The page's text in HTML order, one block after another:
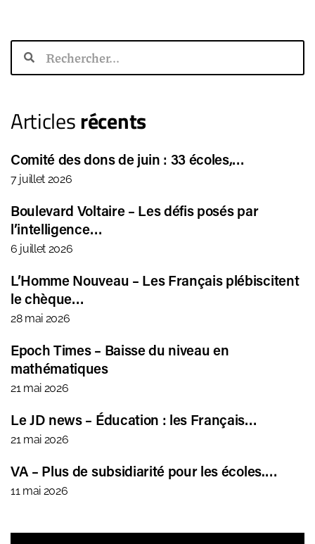
Articlesrécents
Comité des dons de juin : 33 écoles,…
7 juillet 2026
Boulevard Voltaire – Les défis posés par
l’intelligence…
6 juillet 2026
L’Homme Nouveau – Les Français plébiscitent
le chèque…
28 mai 2026
Epoch Times – Baisse du niveau en
mathématiques
21 mai 2026
Le JD news – Éducation : les Français…
21 mai 2026
VA – Plus de subsidiarité pour les écoles.…
11 mai 2026